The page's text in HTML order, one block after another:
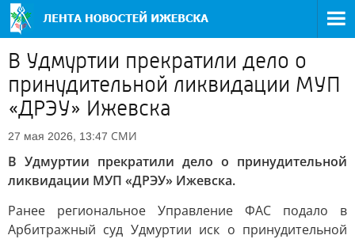
В Удмуртии прекратили дело о
принудительной ликвидации МУП
«ДРЭУ» Ижевска
27 мая 2026, 13:47 СМИ
В Удмуртии прекратили дело о принудительной
ликвидации МУП «ДРЭУ» Ижевска.
Ранее региональное Управление ФАС подало в
Арбитражный суд Удмуртии иск о принудительной